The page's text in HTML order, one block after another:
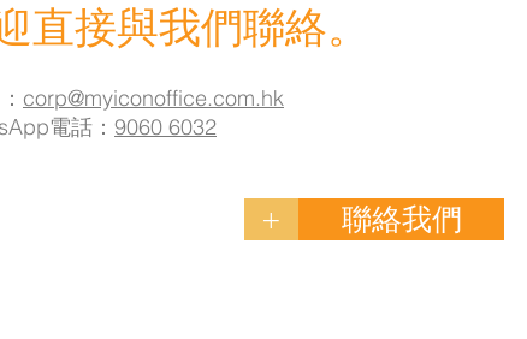
直接與我們聯絡。
corp@myiconoffice.com.hk
電話： 9060 6032
+ 聯絡我們